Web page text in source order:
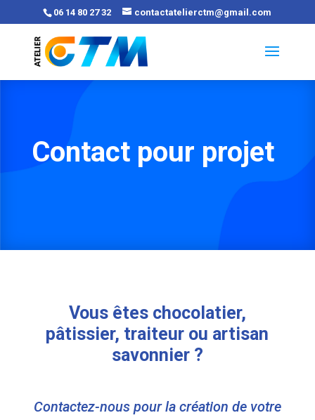
06 14 80 27 32 contactatelierctm@gmail.com
Contact pour projet
Vous êtes chocolatier,
pâtissier, traiteur ou artisan
savonnier ?
Contactez-nous pour la création de votre